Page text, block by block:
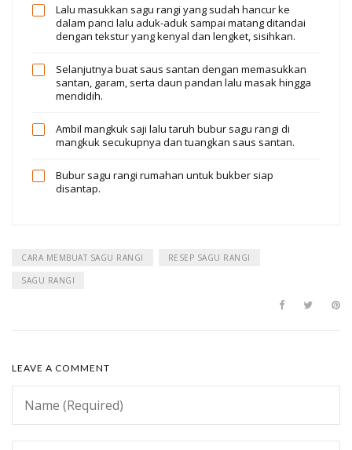
Lalu masukkan sagu rangi yang sudah hancur ke
dalam panci lalu aduk-aduk sampai matang ditandai
dengan tekstur yang kenyal dan lengket, sisihkan.
Selanjutnya buat saus santan dengan memasukkan
santan, garam, serta daun pandan lalu masak hingga
mendidih.
Ambil mangkuk saji lalu taruh bubur sagu rangi di
mangkuk secukupnya dan tuangkan saus santan.
Bubur sagu rangi rumahan untuk bukber siap
disantap.
CARA MEMBUAT SAGU RANGI RESEP SAGU RANGI
SAGU RANGI
LEAVE A COMMENT